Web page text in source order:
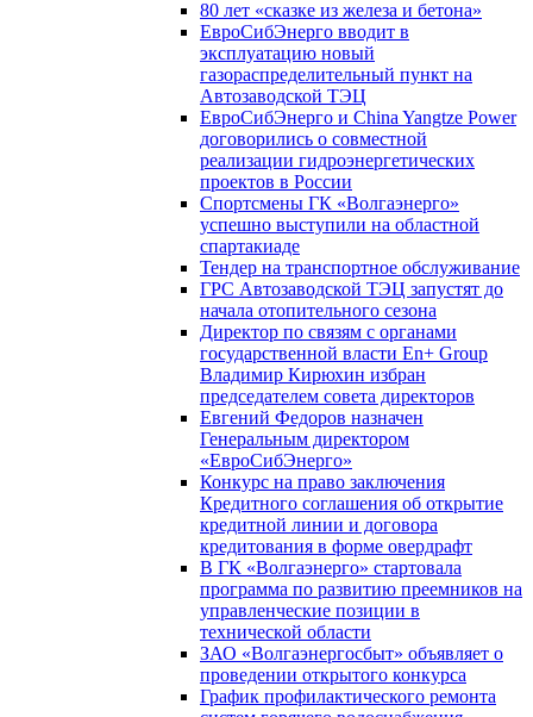
80 лет «сказке из железа и бетона»
ЕвроСибЭнерго вводит в
эксплуатацию новый
газораспределительный пункт на
Автозаводской ТЭЦ
ЕвроСибЭнерго и China Yangtze Power
договорились о совместной
реализации гидроэнергетических
проектов в России
Спортсмены ГК «Волгаэнерго»
успешно выступили на областной
спартакиаде
Тендер на транспортное обслуживание
ГРС Автозаводской ТЭЦ запустят до
начала отопительного сезона
Директор по связям с органами
государственной власти En+ Group
Владимир Кирюхин избран
председателем совета директоров
Евгений Федоров назначен
Генеральным директором
«ЕвроСибЭнерго»
Конкурс на право заключения
Кредитного соглашения об открытие
кредитной линии и договора
кредитования в форме овердрафт
В ГК «Волгаэнерго» стартовала
программа по развитию преемников на
управленческие позиции в
технической области
ЗАО «Волгаэнергосбыт» объявляет о
проведении открытого конкурса
График профилактического ремонта